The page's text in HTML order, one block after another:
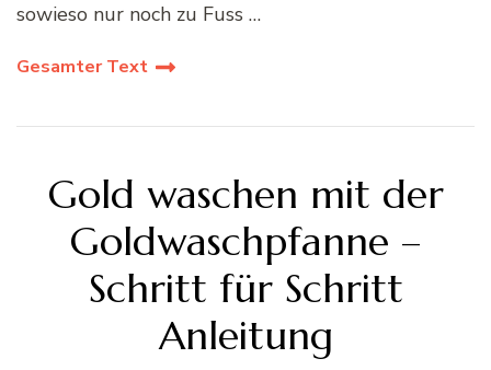
sowieso nur noch zu Fuss …
Gesamter Text
Gold waschen mit der
Goldwaschpfanne –
Schritt für Schritt
Anleitung